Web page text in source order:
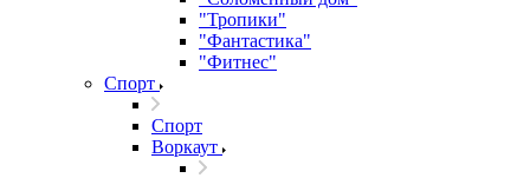
"Тропики"
"Фантастика"
"Фитнес"
Спорт
Спорт
Воркаут